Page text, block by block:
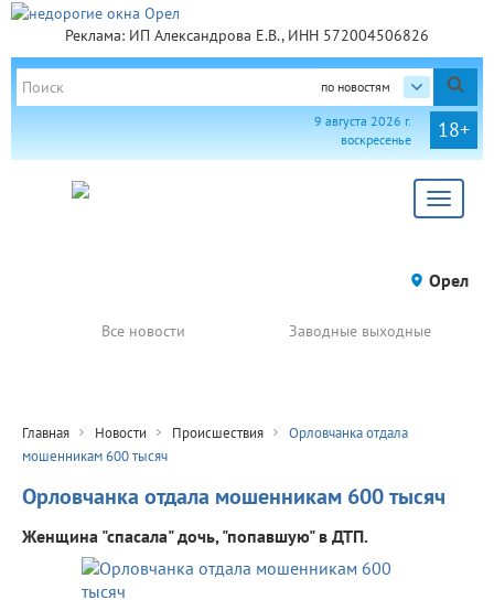
Реклама: ИП Александрова Е.В., ИНН 572004506826
по новостям
18+
9 августа 2026 г.
воскресенье
Toggle
Орел
Все новости Заводные выходные
Главная Новости Происшествия
Орловчанка отдала
мошенникам 600 тысяч
Орловчанка отдала мошенникам 600 тысяч
Женщина "спасала" дочь, "попавшую" в ДТП.